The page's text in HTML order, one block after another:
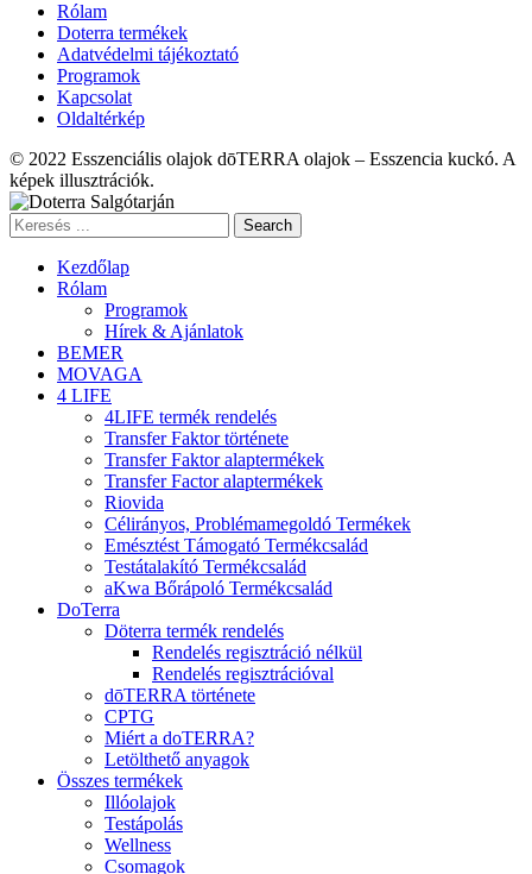
Rólam
Doterra termékek
Adatvédelmi tájékoztató
Programok
Kapcsolat
Oldaltérkép
© 2022 Esszenciális olajok dōTERRA olajok – Esszencia kuckó. A
képek illusztrációk.
Search
Kezdőlap
Rólam
Programok
Hírek & Ajánlatok
BEMER
MOVAGA
4 LIFE
4LIFE termék rendelés
Transfer Faktor története
Transfer Faktor alaptermékek
Transfer Factor alaptermékek
Riovida
Célirányos, Problémamegoldó Termékek
Emésztést Támogató Termékcsalád
Testátalakító Termékcsalád
aKwa Bőrápoló Termékcsalád
DoTerra
Döterra termék rendelés
Rendelés regisztráció nélkül
Rendelés regisztrációval
dōTERRA története
CPTG
Miért a doTERRA?
Letölthető anyagok
Összes termékek
Illóolajok
Testápolás
Wellness
Csomagok